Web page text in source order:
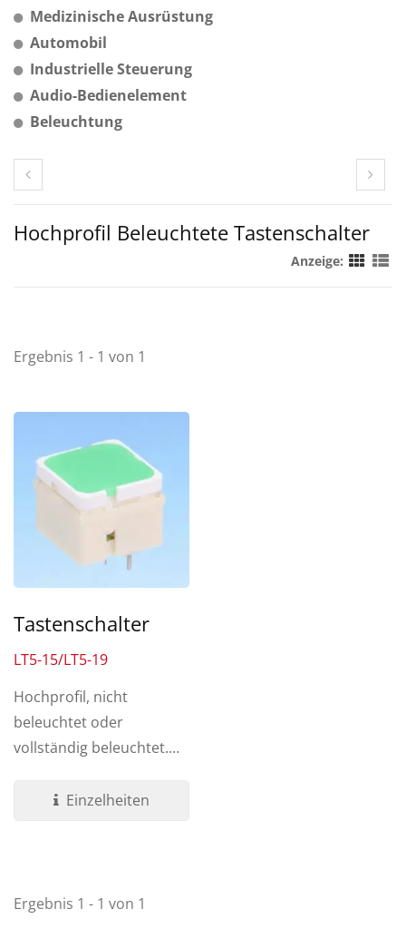
Medizinische Ausrüstung
Automobil
Industrielle Steuerung
Audio-Bedienelement
Beleuchtung
Hochprofil Beleuchtete Tastenschalter
Anzeige:
Ergebnis 1 - 1 von 1
Tastenschalter
LT5-15/LT5-19
Hochprofil, nicht
beleuchtet oder
vollständig beleuchtet.
perfekt für...Einzelheiten
Ergebnis 1 - 1 von 1